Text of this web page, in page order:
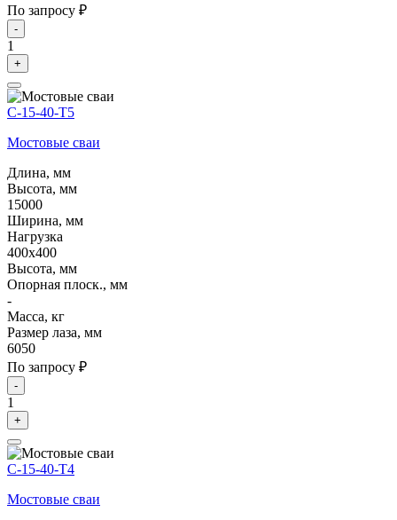
По запросу ₽
-
1
+
С-15-40-Т5
Мостовые сваи
Длина, мм
Высота, мм
15000
Ширина, мм
Нагрузка
400х400
Высота, мм
Опорная плоск., мм
-
Масса, кг
Размер лаза, мм
6050
По запросу ₽
-
1
+
С-15-40-Т4
Мостовые сваи